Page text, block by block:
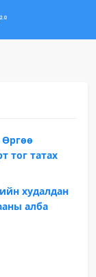
тог татах
худалдан
алба